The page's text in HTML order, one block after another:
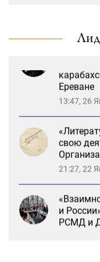
Ереване
13:47, 26
свою
21:27, 22
и
РСМД и